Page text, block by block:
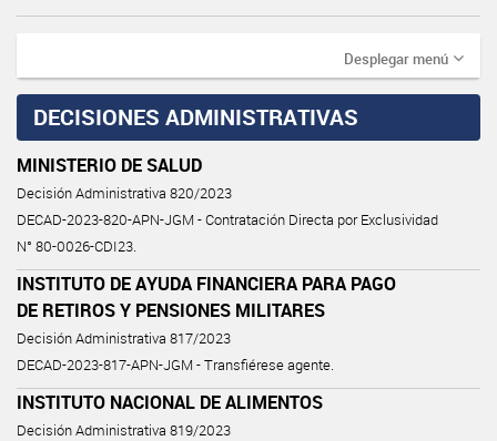
Desplegar menú
DECISIONES ADMINISTRATIVAS
MINISTERIO DE SALUD
Decisión Administrativa 820/2023
DECAD-2023-820-APN-JGM - Contratación Directa por Exclusividad
N° 80-0026-CDI23.
INSTITUTO DE AYUDA FINANCIERA PARA PAGO
DE RETIROS Y PENSIONES MILITARES
Decisión Administrativa 817/2023
DECAD-2023-817-APN-JGM - Transfiérese agente.
INSTITUTO NACIONAL DE ALIMENTOS
Decisión Administrativa 819/2023